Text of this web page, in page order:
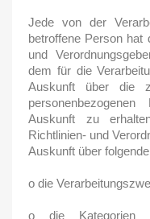
Jede von der
betroffene Person hat
und
dem für die
Auskunft über die
Auskunft zu
Richtlinien- und
Auskunft über
o die
o die Kategorien